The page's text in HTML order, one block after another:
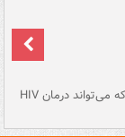
قرص آزمایشی که می‌تواند درمان HIV